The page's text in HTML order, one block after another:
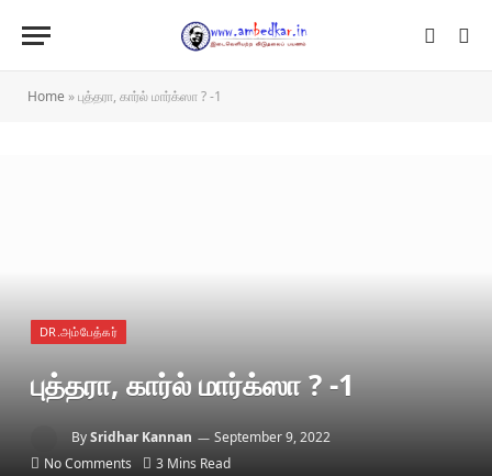
Home »புத்தரா, கார்ல் மார்க்ஸா ? -1
DR.அம்பேத்கர்
புத்தரா, கார்ல் மார்க்ஸா ? -1
BySridhar Kannan
September 9, 2022
No Comments
3 Mins Read